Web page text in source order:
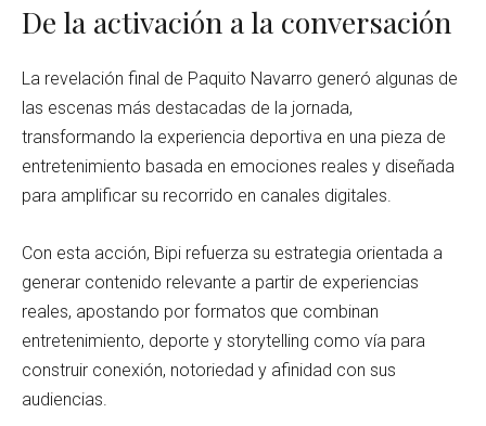
De la activación a la conversación
La revelación final de Paquito Navarro generó algunas de
las escenas más destacadas de la jornada,
transformando la experiencia deportiva en una pieza de
entretenimiento basada en emociones reales y diseñada
para amplificar su recorrido en canales digitales.
Con esta acción, Bipi refuerza su estrategia orientada a
generar contenido relevante a partir de experiencias
reales, apostando por formatos que combinan
entretenimiento, deporte y storytelling como vía para
construir conexión, notoriedad y afinidad con sus
audiencias.